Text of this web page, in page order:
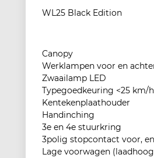
WL25 Black Edition
Canopy
Werklampen voor en
Zwaailamp LED
Typegoedkeuring <25 km/h
Kentekenplaathouder
Handinching
3e en 4e stuurkring
3polig stopcontact voor,
Lage voorwagen